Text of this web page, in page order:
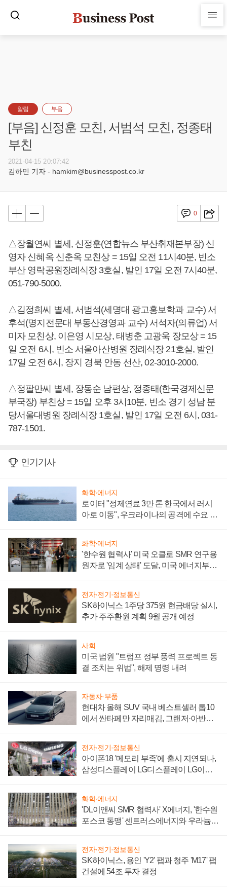
알림 부음
[부음] 신정훈 모친, 서범석 모친, 정종태
부친
2021-04-15 20:07:42
김하민 기자 - hamkim@businesspost.co.kr
0
△장월연씨 별세, 신정훈(연합뉴스 부산취재본부장) 신
영자 신혜옥 신춘옥 모친상 = 15일 오전 11시40분, 빈소
부산 영락공원장례식장 3호실, 발인 17일 오전 7시40분,
051-790-5000.
△김정희씨 별세, 서범석(세명대 광고홍보학과 교수) 서
후석(명지전문대 부동산경영과 교수) 서석자(의류업) 서
미자 모친상, 이은영 시모상, 태병춘 고광욱 장모상 = 15
일 오전 6시, 빈소 서울아산병원 장례식장 21호실, 발인
17일 오전 6시, 장지 경북 안동 선산, 02-3010-2000.
△정팔만씨 별세, 장동순 남편상, 정종태(한국경제신문
부국장) 부친상 = 15일 오후 3시10분, 빈소 경기 성남 분
당서울대병원 장례식장 1호실, 발인 17일 오전 6시, 031-
787-1501.
인기기사
화학·에너지
로이터 "정제연료 3만 톤 한국에서 러시
아로 이동", 우크라이나의 공격에 수요 늘
화학·에너지
'한수원 협력사' 미국 오클로 SMR 연구용
원자로 '임계 상태' 도달, 미국 에너지부
전자·전기·정보통신
SK하이닉스 1주당 375원 현금배당 실시,
추가 주주환원 계획 9월 공개 예정
사회
미국 법원 "트럼프 정부 풍력 프로젝트 동
결 조치는 위법", 해제 명령 내려
자동차·부품
현대차 올해 SUV 국내 베스트셀러 톱10
에서 싼타페만 자리매김, 그랜저·아반떼
전자·전기·정보통신
아이폰18 '메모리 부족'에 출시 지연되나,
삼성디스플레이 LG디스플레이 LG이노
화학·에너지
'DL이앤씨 SMR 협력사' X에너지, '한수원
포스코 동맹' 센트러스에너지와 우라늄
전자·전기·정보통신
SK하이닉스, 용인 'Y2' 팹과 청주 'M17' 팹
건설에 54조 투자 결정